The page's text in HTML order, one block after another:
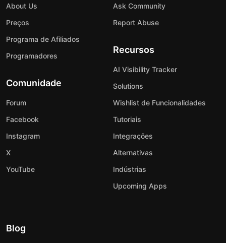
About Us
Preços
Programa de Afiliados
Programadores
Comunidade
Forum
Facebook
Instagram
X
YouTube
Ask Community
Report Abuse
Recursos
AI Visibility Tracker
Solutions
Wishlist de Funcionalidades
Tutoriais
Integrações
Alternativas
Indústrias
Upcoming Apps
Blog